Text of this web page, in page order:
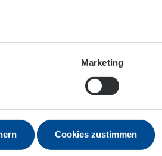
Marketing
Cookies zustimmen
informiert